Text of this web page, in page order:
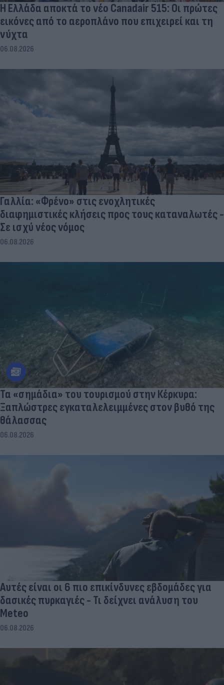
Η Ελλάδα αποκτά το νέο Canadair 515: Οι πρώτες
εικόνες από το αεροπλάνο που επιχειρεί και τη
νύχτα
06.08.2026
Γαλλία: «Φρένο» στις ενοχλητικές
διαφημιστικές κλήσεις προς τους καταναλωτές -
Σε ισχύ νέος νόμος
06.08.2026
Τα «σημάδια» του τουρισμού στην Κέρκυρα:
Ξαπλώστρες εγκαταλελειμμένες στον βυθό της
θάλασσας
06.08.2026
Αυτές είναι οι 6 πιο επικίνδυνες εβδομάδες για
δασικές πυρκαγιές - Τι δείχνει ανάλυση του
Meteo
06.08.2026